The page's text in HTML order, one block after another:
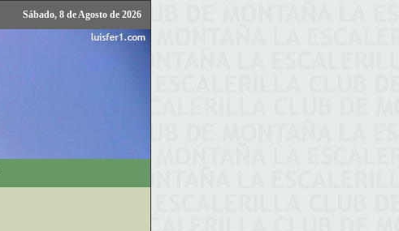
Sábado, 8 de Agosto de 2026